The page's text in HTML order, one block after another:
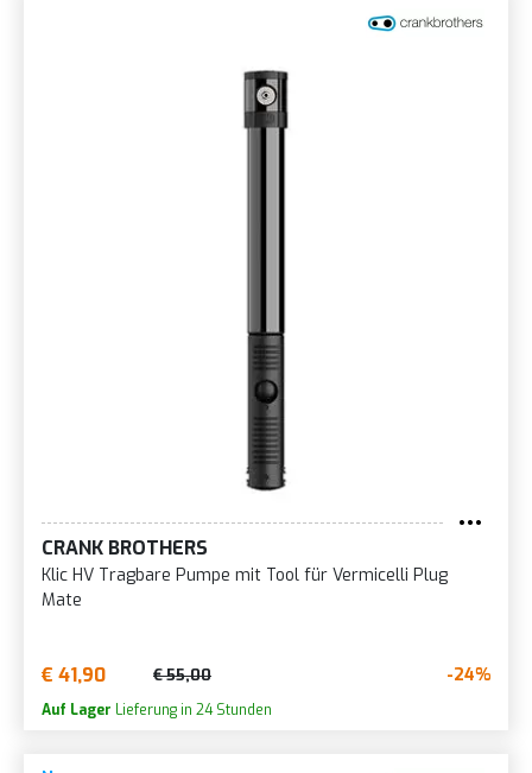
CRANK BROTHERS
Klic HV Tragbare Pumpe mit Tool für Vermicelli Plug
Mate
€ 41,90 € 55,00 -24%
Auf Lager Lieferung in 24 Stunden